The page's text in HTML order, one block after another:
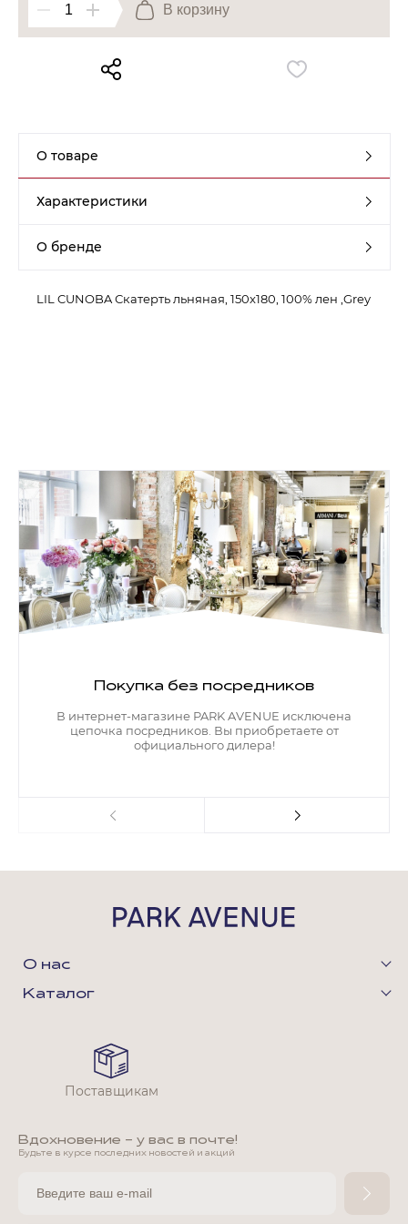
Контакты
Обратная связь
В корзину
О товаре
Характеристики
О бренде
LIL CUNOBA Скатерть льняная, 150x180, 100% лен ,Grey
Покупка без посредников
В интернет-магазине PARK AVENUE исключена
цепочка посредников. Вы приобретаете от
официального дилера!
О нас
Каталог
Вдохновение - у вас в почте!
Будьте в курсе последних новостей и акций
Поставщикам